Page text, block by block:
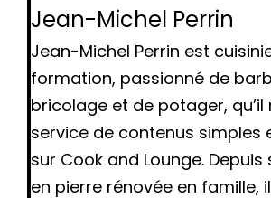
Jean-Michel Perrin
Jean-Michel Perrin est
formation, passionné de
bricolage et de potager, qu’il
service de contenus simples
sur Cook and Lounge.
en pierre rénovée en famille,